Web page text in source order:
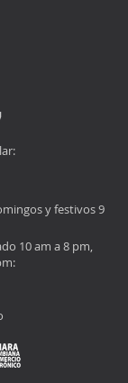
y festivos 9
10 am a 8 pm,